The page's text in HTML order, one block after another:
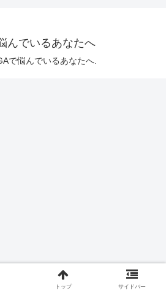
んでいるあなたへ
で悩んでいるあなたへ.
トップ サイドバー